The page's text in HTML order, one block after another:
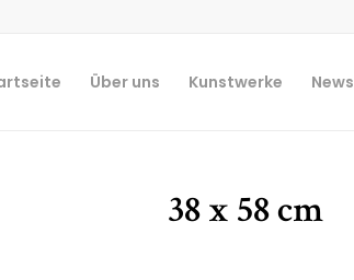
Über uns Kunstwerke News
38 x 58 cm